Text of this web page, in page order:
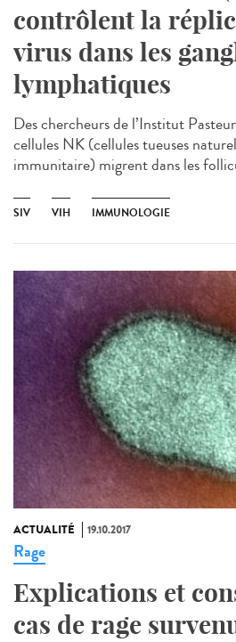
contrôlent la
virus dans les
lymphatiques
Des chercheurs de l’Institut
cellules NK (cellules tueuses
immunitaire) migrent dans les
SIV VIH IMMUNOLOGIE
ACTUALITÉ 19.10.2017
Rage
Explications et
cas de rage